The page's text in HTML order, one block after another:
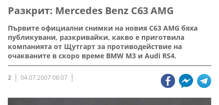
Разкрит: Mercedes Benz C63 AMG
Първите официални снимки на новия C63 AMG бяха
публикувани, разкривайки, какво е приготвила
компанията от Щутгарт за противодействие на
очакваните в скоро време BMW M3 и Audi RS4.
2 04.07.2007 08:07